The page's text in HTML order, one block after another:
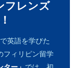
フレンズ
英語を学びた
フィリピン留学